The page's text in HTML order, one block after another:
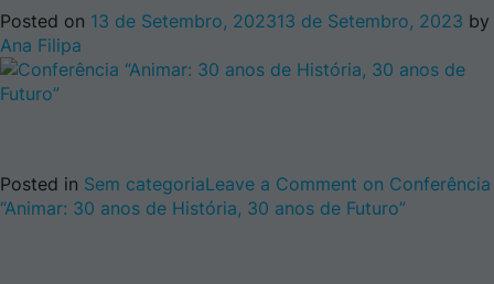
Posted on 13 de Setembro, 202313 de Setembro, 2023 by
Ana Filipa
Posted in Sem categoriaLeave a Comment on Conferência
“Animar: 30 anos de História, 30 anos de Futuro”